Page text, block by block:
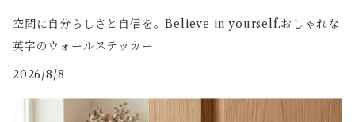
空間に自分らしさと自信を。Believe in yourself.おしゃれな
英字のウォールステッカー
2026/8/8